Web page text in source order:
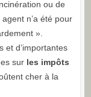
ou de
n’a été pour
».
et d’importantes
sur les impôts
cher à la